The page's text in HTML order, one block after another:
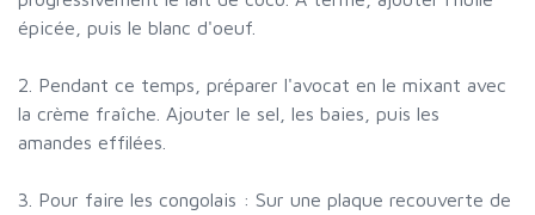
épicée, puis le blanc d'oeuf.
2. Pendant ce temps, préparer l'avocat en le mixant avec
la crème fraîche. Ajouter le sel, les baies, puis les
amandes effilées.
3. Pour faire les congolais : Sur une plaque recouverte de